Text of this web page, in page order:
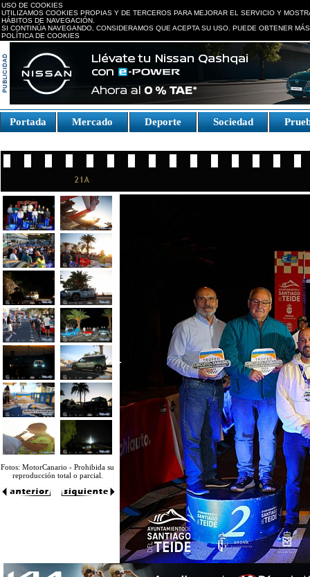
USO DE COOKIES
UTILIZAMOS COOKIES PROPIAS Y DE TERCEROS PARA MEJORAR EL SERVICIO Y
HÁBITOS DE NAVEGACIÓN.
SI CONTINÚA NAVEGANDO, CONSIDERAMOS QUE ACEPTA SU USO. PUEDE OBTENER
POLÍTICA DE COOKIES
Portada Mercado Deporte Sociedad
Fotos: MotorCanario - Prohibida su
reproducción total o parcial.